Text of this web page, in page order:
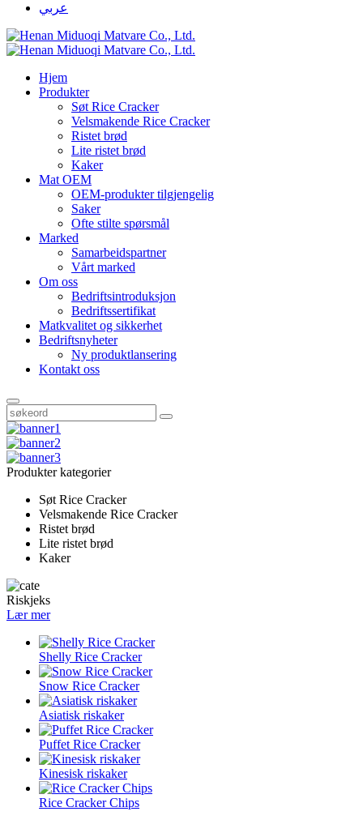
عربي
Hjem
Produkter
Søt Rice Cracker
Velsmakende Rice Cracker
Ristet brød
Lite ristet brød
Kaker
Mat OEM
OEM-produkter tilgjengelig
Saker
Ofte stilte spørsmål
Marked
Samarbeidspartner
Vårt marked
Om oss
Bedriftsintroduksjon
Bedriftssertifikat
Matkvalitet og sikkerhet
Bedriftsnyheter
Ny produktlansering
Kontakt oss
Produkter kategorier
Søt Rice Cracker
Velsmakende Rice Cracker
Ristet brød
Lite ristet brød
Kaker
Riskjeks
Lær mer
Shelly Rice Cracker
Snow Rice Cracker
Asiatisk riskaker
Puffet Rice Cracker
Kinesisk riskaker
Rice Cracker Chips